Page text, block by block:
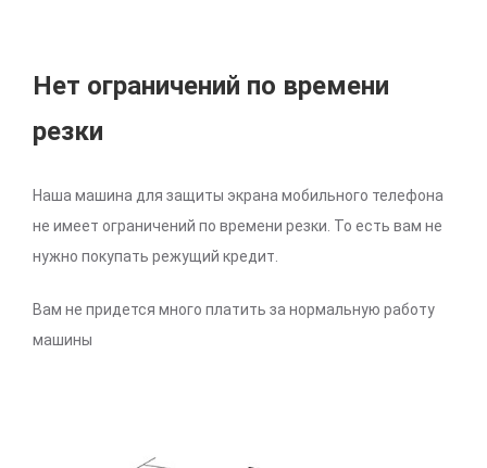
Нет ограничений по времени
резки
Наша машина для защиты экрана мобильного телефона
не имеет ограничений по времени резки. То есть вам не
нужно покупать режущий кредит.
Вам не придется много платить за нормальную работу
машины